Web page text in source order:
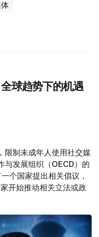
球趋势下的机遇
限制未成年人使用社交媒
与发展组织（OECD）的
个国家提出相关倡议，
开始推动相关立法或政